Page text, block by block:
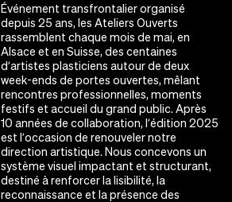
Événement transfrontalier organisé
depuis 25 ans, les Ateliers Ouverts
rassemblent chaque mois de mai, en
Alsace et en Suisse, des centaines
d’artistes plasticiens autour de deux
week-ends de portes ouvertes, mêlant
rencontres professionnelles, moments
festifs et accueil du grand public. Après
10 années de collaboration, l’édition 2025
est l’occasion de renouveler notre
direction artistique. Nous concevons un
système visuel impactant et structurant,
destiné à renforcer la lisibilité, la
reconnaissance et la présence des